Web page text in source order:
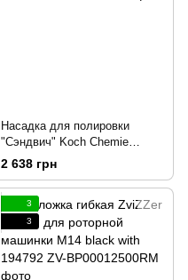
Насадка для полировки
"Сэндвич" Koch Chemie
Polierteller, Sandwich Ø 123мм
2 638 грн
3
3